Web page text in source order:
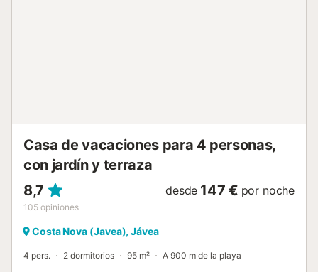
Casa de vacaciones para 4 personas,
con jardín y terraza
8,7
105 opiniones
desde 147 € por noche
Costa Nova (Javea), Jávea
4 pers. 2 dormitorios 95 m² A 900 m de la playa